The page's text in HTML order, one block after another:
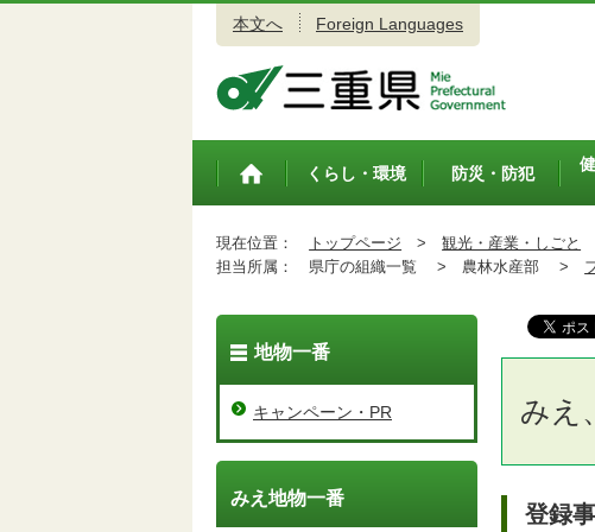
本文へ Foreign Languages
トップペ
くらし・環境 防災・防犯
現在位置： トップページ > 観光・産業・しごと
担当所属：
県庁の組織一覧 > 農林水産部 >
みえ
登録
地物一番
キャンペーン・PR
みえ地物一番